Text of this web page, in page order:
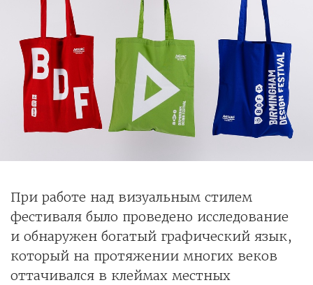
При работе над визуальным стилем
фестиваля было проведено исследование
и обнаружен богатый графический язык,
который на протяжении многих веков
оттачивался в клеймах местных